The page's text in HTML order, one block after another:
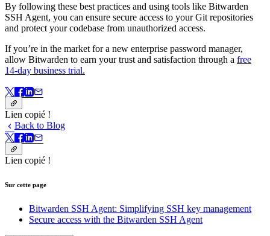
By following these best practices and using tools like Bitwarden
SSH Agent, you can ensure secure access to your Git repositories
and protect your codebase from unauthorized access.
If you’re in the market for a new enterprise password manager,
allow Bitwarden to earn your trust and satisfaction through a free
14-day business trial.
Lien copié !
Back to Blog
Lien copié !
Sur cette page
Bitwarden SSH Agent: Simplifying SSH key management
Secure access with the Bitwarden SSH Agent